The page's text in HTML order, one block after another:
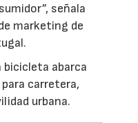
señala
marketing de
bicicleta abarca
carretera,
urbana.